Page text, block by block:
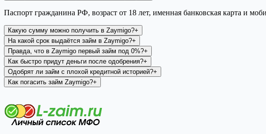
Паспорт гражданина РФ, возраст от 18 лет, именная банковская карта и
Какую сумму можно получить в Zaymigo?+
На какой срок выдаётся займ в Zaymigo?+
Правда, что в Zaymigo первый займ под 0%?+
Как быстро придут деньги после одобрения?+
Одобрят ли займ с плохой кредитной историей?+
Как погасить займ Zaymigo?+